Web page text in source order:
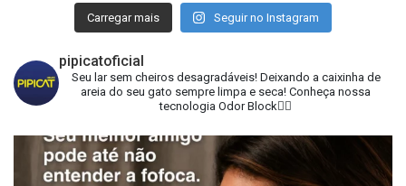
Carregar mais Seguir no Instagram
pipicatoficial
Seu lar sem cheiros desagradáveis!Deixando a caixinha de
areia do seu gato sempre limpa e seca! Conheça nossa
tecnologia Odor Block👇🏻